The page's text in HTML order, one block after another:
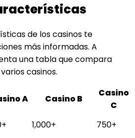
de los casinos te
más informadas. A
una tabla que compara
casinos.
A Casino B
Casino
C
1,000+ 750+